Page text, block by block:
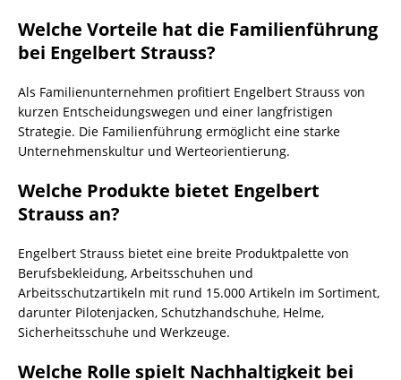
Welche Vorteile hat die Familienführung
bei Engelbert Strauss?
Als Familienunternehmen profitiert Engelbert Strauss von
kurzen Entscheidungswegen und einer langfristigen
Strategie. Die Familienführung ermöglicht eine starke
Unternehmenskultur und Werteorientierung.
Welche Produkte bietet Engelbert
Strauss an?
Engelbert Strauss bietet eine breite Produktpalette von
Berufsbekleidung, Arbeitsschuhen und
Arbeitsschutzartikeln mit rund 15.000 Artikeln im Sortiment,
darunter Pilotenjacken, Schutzhandschuhe, Helme,
Sicherheitsschuhe und Werkzeuge.
Welche Rolle spielt Nachhaltigkeit bei